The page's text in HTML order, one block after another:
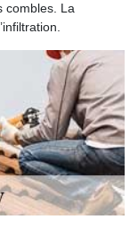
combles. La